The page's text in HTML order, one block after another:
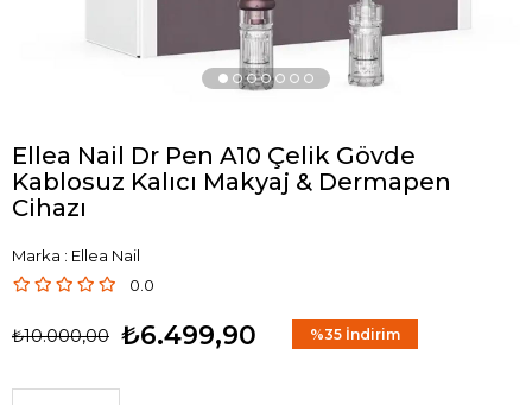
Ellea Nail Dr Pen A10 Çelik Gövde
Kablosuz Kalıcı Makyaj & Dermapen
Cihazı
Marka : Ellea Nail
0.0
₺10.000,00 ₺6.499,90 %35 İndirim